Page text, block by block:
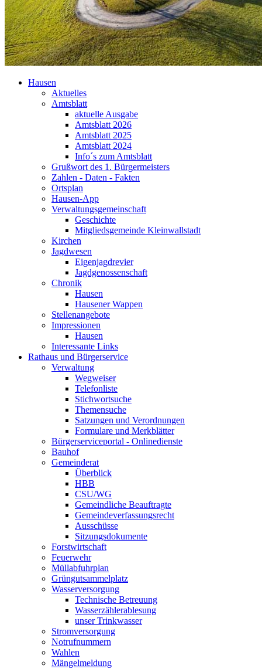
Hausen
Aktuelles
Amtsblatt
aktuelle Ausgabe
Amtsblatt 2026
Amtsblatt 2025
Amtsblatt 2024
Info´s zum Amtsblatt
Grußwort des 1. Bürgermeisters
Zahlen - Daten - Fakten
Ortsplan
Hausen-App
Verwaltungsgemeinschaft
Geschichte
Mitgliedsgemeinde Kleinwallstadt
Kirchen
Jagdwesen
Eigenjagdrevier
Jagdgenossenschaft
Chronik
Hausen
Hausener Wappen
Stellenangebote
Impressionen
Hausen
Interessante Links
Rathaus und Bürgerservice
Verwaltung
Wegweiser
Telefonliste
Stichwortsuche
Themensuche
Satzungen und Verordnungen
Formulare und Merkblätter
Bürgerserviceportal - Onlinedienste
Bauhof
Gemeinderat
Überblick
HBB
CSU/WG
Gemeindliche Beauftragte
Gemeindeverfassungsrecht
Ausschüsse
Sitzungsdokumente
Forstwirtschaft
Feuerwehr
Müllabfuhrplan
Grüngutsammelplatz
Wasserversorgung
Technische Betreuung
Wasserzählerablesung
unser Trinkwasser
Stromversorgung
Notrufnummern
Wahlen
Mängelmeldung